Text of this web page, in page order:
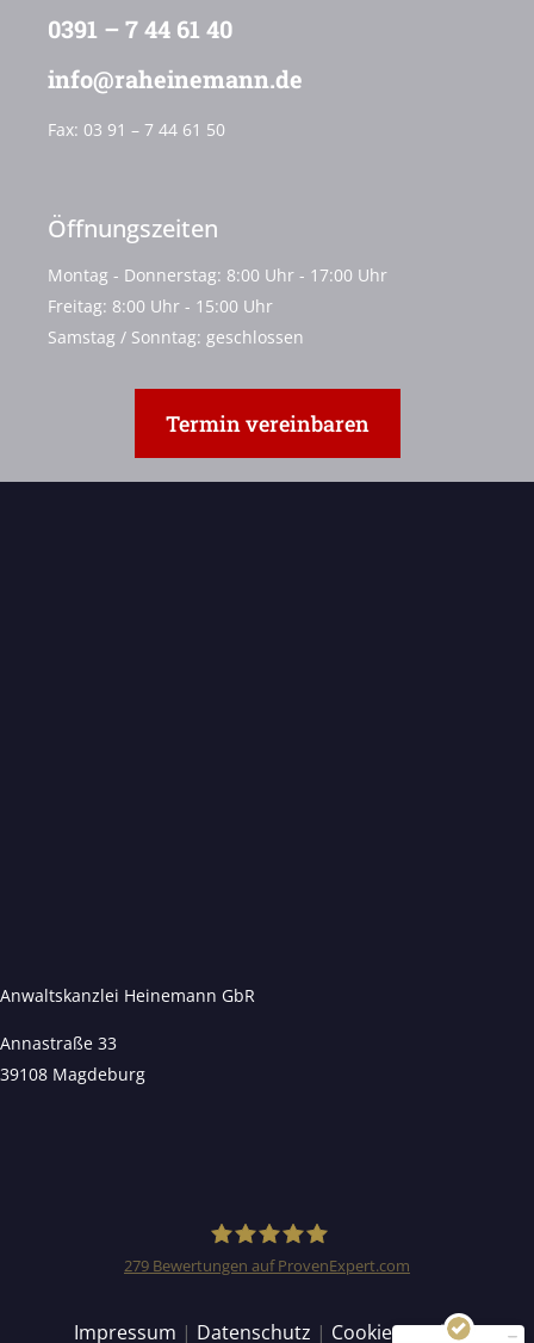
0391 – 7 44 61 40
info@raheinemann.de
Fax: 03 91 – 7 44 61 50
Öffnungszeiten
Montag - Donnerstag: 8:00 Uhr - 17:00 Uhr
Freitag: 8:00 Uhr - 15:00 Uhr
Samstag / Sonntag: geschlossen
Termin vereinbaren
Anwaltskanzlei Heinemann GbR
Annastraße 33
39108 Magdeburg
279Bewertungen auf ProvenExpert.com
Impressum | Datenschutz | Cookie Details
Empfehlungen auf
SEHR GUT